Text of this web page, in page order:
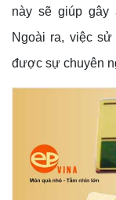
này sẽ giúp gây
Ngoài ra, việc
được sự chuyên